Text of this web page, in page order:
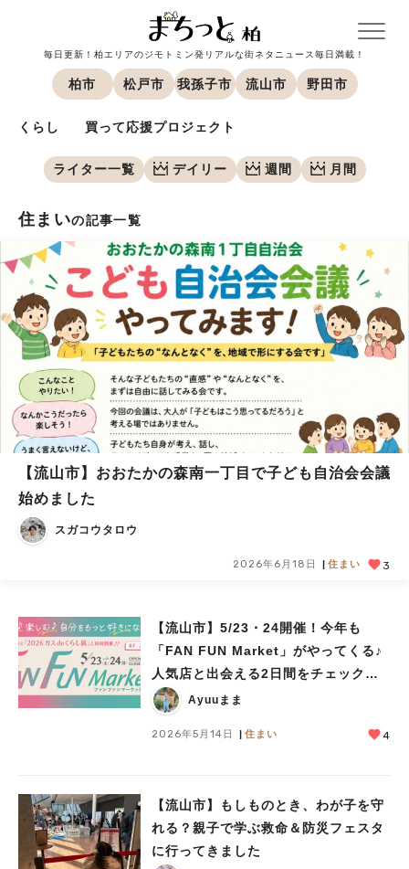
毎日更新！柏エリアのジモトミン発リアルな街ネタニュース毎日満載！
柏市 松戸市 我孫子市 流山市 野田市
くらし 買って応援プロジェクト
ライター一覧 デイリー 週間 月間
住まいの記事一覧
【流山市】おおたかの森南一丁目で子ども自治会会議
始めました
スガコウタロウ
2026年6月18日 住まい 3
【流山市】5/23・24開催！今年も
「FAN FUN Market」がやってくる♪
人気店と出会える2日間をチェックし
よう♩Ayuuまま
2026年5月14日 住まい 4
【流山市】もしものとき、わが子を守
れる？親子で学ぶ救命＆防災フェスタ
に行ってきました